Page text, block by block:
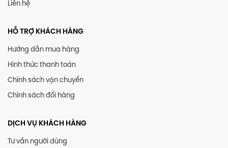
Liên hệ
HỖ TRỢ KHÁCH HÀNG
Hướng dẫn mua hàng
Hình thức thanh toán
Chính sách vận chuyển
Chính sách đổi hàng
DỊCH VỤ KHÁCH HÀNG
Tư vấn người dùng